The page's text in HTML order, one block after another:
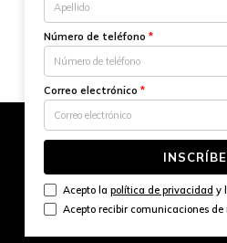
Número de teléfono *
Correo electrónico *
Acepto la política de privacidad y
Acepto recibir comunicaciones